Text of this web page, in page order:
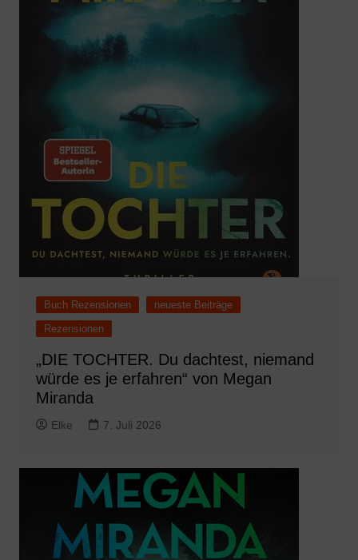
Buch Rezensionen
neueste Beiträge
Rezensionen
„DIE TOCHTER. Du dachtest, niemand
würde es je erfahren“ von Megan
Miranda
Elke 7. Juli 2026